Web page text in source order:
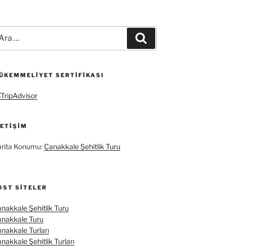
SERTIFIKASI
Konumu: Çanakkale Şehitlik Turu
SITELER
Şehitlik Turu
Turu
Turları
Şehitlik Turları